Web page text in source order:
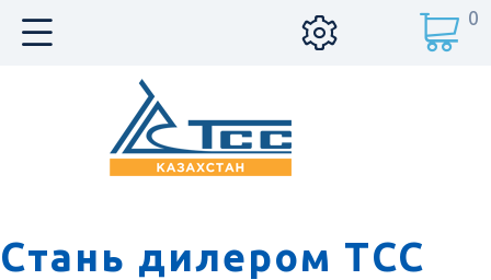
Стань дилером ТСС
0